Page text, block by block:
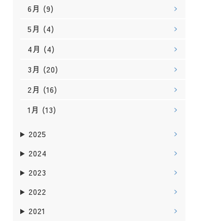
6月 (9)
5月 (4)
4月 (4)
3月 (20)
2月 (16)
1月 (13)
2025
2024
2023
2022
2021